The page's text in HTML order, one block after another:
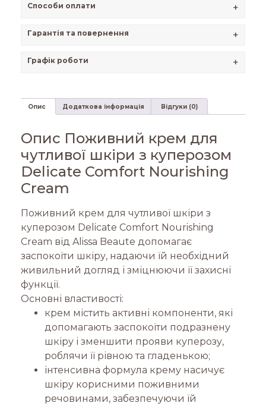
Способи оплати +
Гарантія та повернення +
Графік роботи +
Опис Додаткова інформація Відгуки (0)
Опис Поживний крем для
чутливої ​​шкіри з куперозом
Delicate Comfort Nourishing
Cream
Поживний крем для чутливої шкіри з
куперозом Delicate Comfort Nourishing
Cream від Alissa Beaute допомагає
заспокоїти шкіру, надаючи їй необхідний
живильний догляд і зміцнюючи її захисні
функції.
Основні властивості:
крем містить активні компоненти, які
допомагають заспокоїти подразнену
шкіру і зменшити прояви куперозу,
роблячи її рівною та гладенькою;
інтенсивна формула крему насичує
шкіру корисними поживними
речовинами, забезпечуючи їй